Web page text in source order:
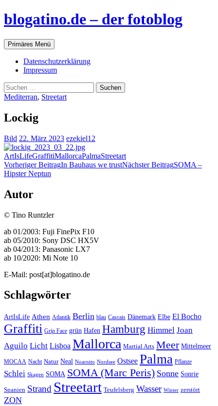
blogatino.de – der fotoblog
Suchen
Primäres Menü Zum
Inhalt
springen
Datenschutzerklärung
Impressum
Suchen
nach:
Mediterran, Streetart
Lockig
Bild 22. März 2023 ezekiel12
ArtIsLifeGraffitiMallorcaPalmaStreetart
Beitragsnavigation
Vorheriger BeitragIn Bauhaus we trustNächster BeitragSOMA –
Hipster Neptun
Autor
© Tino Runtzler
ab 01/2003: Fuji FinePix F10
ab 05/2010: Sony DSC HX5V
ab 04/2013: Panasonic LX7
ab 10/2020: Mi Note 10
E-Mail: post[at]blogatino.de
Schlagwörter
ArtIsLife Athen Atlantik Berlin blau Cascais Dänemark Elbe El Bocho
Graffiti Grip Face grün Hafen Hamburg Himmel Joan
Aguilo Licht Lisboa Mallorca Martial Arts Meer Mittelmeer
MOCAA Nacht Natur Neal Noarnito Nordsee Ostsee Palma Pflanze
Schlei Skagen SOMA SOMA (Marc Peris) Sonne Sonrie
Spanien Strand Streetart Teufelsberg Wasser Winter zerstört
ZON